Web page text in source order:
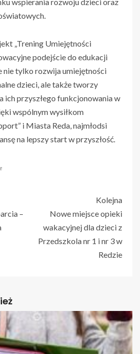
„Trening Umiejętności
podejście do edukacji
nie tylko rozwija umiejętności
dzieci, ale także tworzy
ich przyszłego funkcjonowania w
wspólnym wysiłkom
i Miasta Reda, najmłodsi
na lepszy start w przyszłość.
–
Kolejna
Nowe miejsce opieki
wakacyjnej dla dzieci z
Przedszkola nr 1 i nr 3 w
Redzie